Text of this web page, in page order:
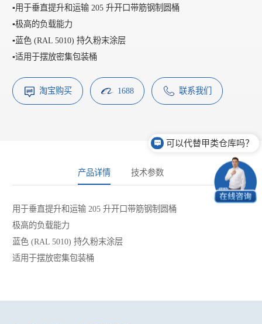
▪️用于垂直提升和运输 205 升开口带筋钢制圆桶
▪️极高的负载能力
▪️蓝色 (RAL 5010) 持久粉末涂层
▪️适用于摆放密集包装桶
淘宝购买 1688 联系我们
产品详情 技术参数
用于垂直提升和运输 205 升开口带筋钢制圆桶
极高的负载能力
蓝色 (RAL 5010) 持久粉末涂层
适用于摆放密集包装桶
可以代替甲类仓库吗？